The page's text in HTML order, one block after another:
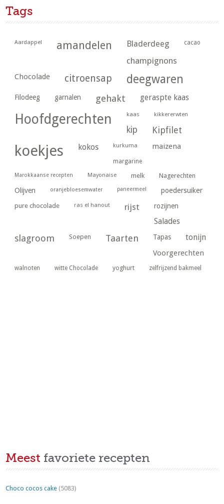
Tags
Aardappel amandelen Bladerdeeg cacao
champignons
Chocolade citroensap deegwaren
Filodeeg garnalen gehakt geraspte kaas
Hoofdgerechten kaas kikkererwten
kip Kipfilet
koekjes kokos kurkuma maizena
margarine
Marokkaanse recepten Mayonaise melk Nagerechten
Olijven oranjebloesemwater paneermeel poedersuiker
pure chocolade ras el hanout rijst rozijnen
Salades
slagroom Soepen Taarten Tapas tonijn
Voorgerechten
walnoten witte Chocolade yoghurt zelfrijzend bakmeel
Meest favoriete recepten
Choco cocos cake (5083)